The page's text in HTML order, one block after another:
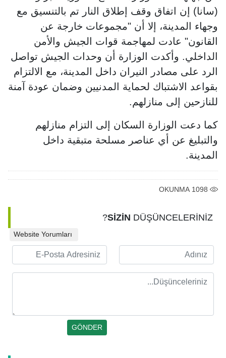
(سانا) إن اتفاق وقف إطلاق النار تم بالتنسيق مع
وجهاء المدينة، إلا أن "مجموعات خارجة عن
القانون" عادت لمهاجمة قوات الجيش والأمن
الداخلي. وأكدت الوزارة أن وحدات الجيش تواصل
الرد على مصادر النيران داخل المدينة، مع الالتزام
بقواعد الاشتباك لحماية المدنيين وضمان عودة آمنة
للنازحين إلى منازلهم.
كما دعت الوزارة السكان إلى التزام منازلهم
والتبليغ عن أي عناصر مسلحة متبقية داخل
المدينة.
1098
OKUNMA
SİZİN DÜŞÜNCELERİNİZ?